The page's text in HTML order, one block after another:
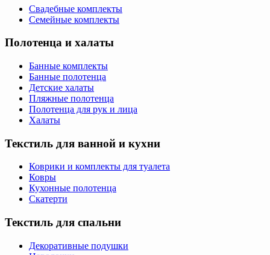
Свадебные комплекты
Семейные комплекты
Полотенца и халаты
Банные комплекты
Банные полотенца
Детские халаты
Пляжные полотенца
Полотенца для рук и лица
Халаты
Текстиль для ванной и кухни
Коврики и комплекты для туалета
Ковры
Кухонные полотенца
Скатерти
Текстиль для спальни
Декоративные подушки